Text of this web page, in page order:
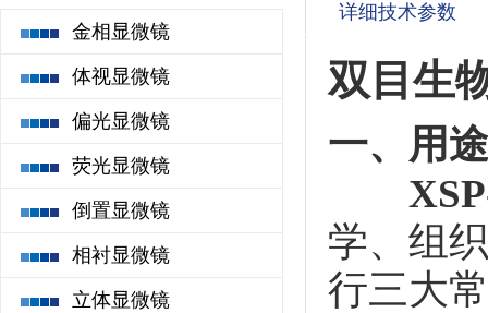
金相显微镜
体视显微镜
偏光显微镜
荧光显微镜
倒置显微镜
相衬显微镜
立体显微镜
详细技术参数
双目生
一、用
学、组
行三大